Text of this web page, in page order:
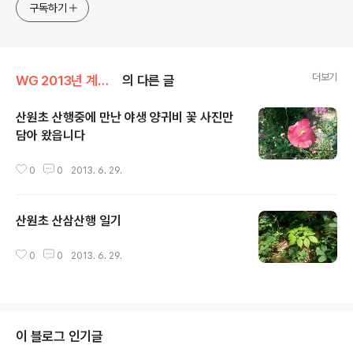
구독하기
WG 2013년 계사년 기록 의 다른 글 더보기
산원초 산행중에 만난 야생 양귀비 꽃 사진만
담아 왔읍니다
0 0 2013. 6. 29.
산원초 산삼산행 일기
0 0 2013. 6. 29.
이 블로그 인기글